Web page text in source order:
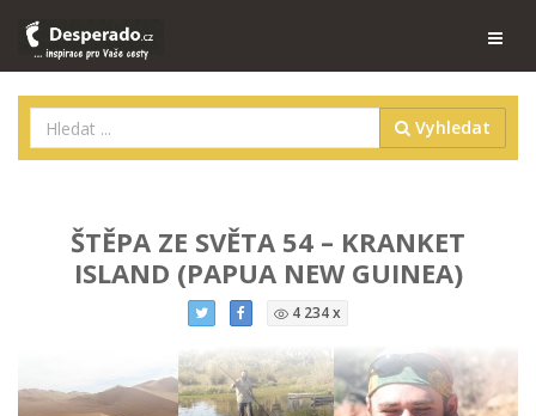
Vyhledat
ŠTĚPA ZE SVĚTA 54 – KRANKET
ISLAND (PAPUA NEW GUINEA)
4 234 x